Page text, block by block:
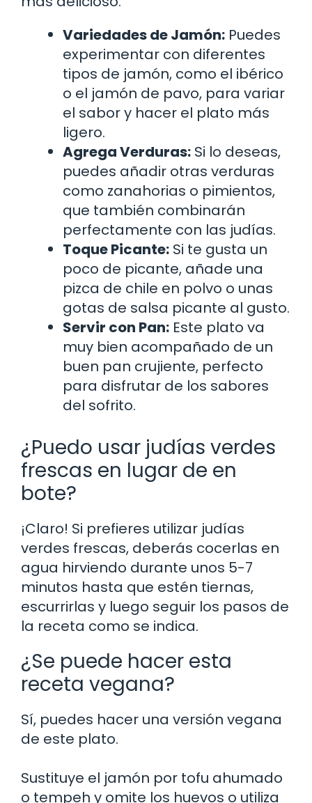
Variedades de Jamón: Puedes
experimentar con diferentes
tipos de jamón, como el ibérico
o el jamón de pavo, para variar
el sabor y hacer el plato más
ligero.
Agrega Verduras: Si lo deseas,
puedes añadir otras verduras
como zanahorias o pimientos,
que también combinarán
perfectamente con las judías.
Toque Picante: Si te gusta un
poco de picante, añade una
pizca de chile en polvo o unas
gotas de salsa picante al gusto.
Servir con Pan: Este plato va
muy bien acompañado de un
buen pan crujiente, perfecto
para disfrutar de los sabores
del sofrito.
¿Puedo usar judías verdes
frescas en lugar de en
bote?
¡Claro! Si prefieres utilizar judías
verdes frescas, deberás cocerlas en
agua hirviendo durante unos 5-7
minutos hasta que estén tiernas,
escurrirlas y luego seguir los pasos de
la receta como se indica.
¿Se puede hacer esta
receta vegana?
Sí, puedes hacer una versión vegana
de este plato.
Sustituye el jamón por tofu ahumado
o tempeh y omite los huevos o utiliza